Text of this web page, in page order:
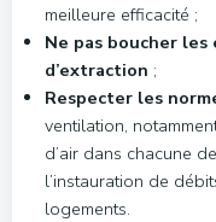
meilleure efficacité ;
Ne pas boucher les
d’extraction ;
Respecter les
ventilation,
d’air dans chacune
l’instauration de
logements.